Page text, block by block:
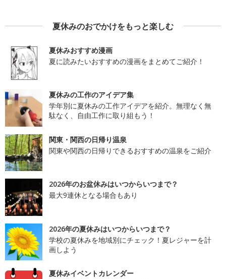
夏休みのおでかけをもっと楽しむ
夏休みおすすめ漫画
夏に読みたいおすすめの漫画をまとめてご紹介！
夏休みの工作のアイデア集
学年別に夏休みの工作アイデアを紹介。無理なく無
駄なく、自由工作に取り組もう！
関東・関西の日帰り温泉
関東や関西の日帰りできるおすすめの温泉をご紹介
2026年のお盆休みはいつからいつまで？
最大9連休となる場合もあり
2026年の夏休みはいつからいつまで？
学校の夏休みを地域別にチェック！夏レジャーを計
画しよう
夏休みイベントカレンダー